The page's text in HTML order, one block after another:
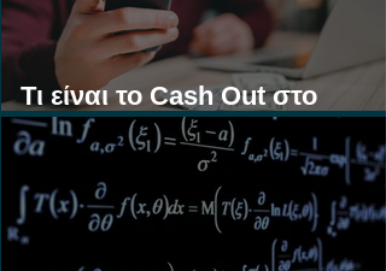
Τι είναι το Cash Out στο
Στοίχημα;